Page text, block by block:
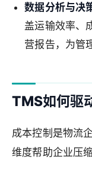
数据分析与决
盖运输效率、
营报告，为管
TMS如何驱
成本控制是物流
维度帮助企业压